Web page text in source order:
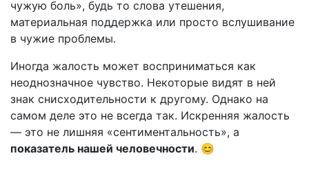
чужую боль», будь то слова утешения,
материальная поддержка или просто вслушивание
в чужие проблемы.
Иногда жалость может восприниматься как
неоднозначное чувство. Некоторые видят в ней
знак снисходительности к другому. Однако на
самом деле это не всегда так. Искренняя жалость
— это не лишняя «сентиментальность», а
показатель нашей человечности. 😊